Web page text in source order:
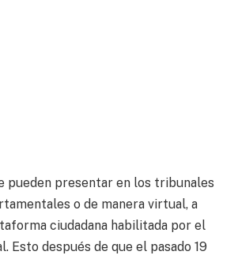
pueden presentar en los tribunales
o de manera virtual, a
ciudadana habilitada por el
Esto después de que el pasado 19